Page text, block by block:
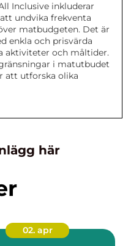
Inclusive inkluderar
undvika frekventa
matbudgeten. Det är
enkla och prisvärda
aktiviteter och måltider.
i matutbudet
att utforska olika
här
02. apr